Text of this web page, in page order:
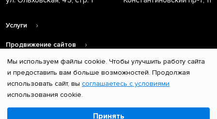
Услуги
Продвижение сайтов
О компании
Копирование и любое использование материалов возможно
только при наличии ссылки на первоисточник.
Мы используем файлы cookie. Чтобы улучшить работу сайта
и предоставить вам больше возможностей. Продолжая
использовать сайт, вы соглашаетесь с условиями
использования cookie.
Принять